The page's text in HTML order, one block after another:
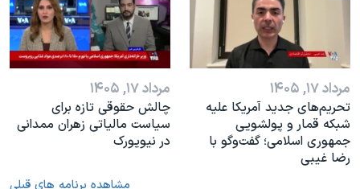
مرداد ۱۷, ۱۴۰۵
تحریم‌های جدید آمریکا علیه
شبکه قمار و پولشویی
جمهوری اسلامی؛ گفت‌وگو با
رضا غیبی
مرداد ۱۷, ۱۴۰۵
چالش حقوقی تازه برای
سیاست مالیاتی زهران ممدانی
در نیویورک
مشاهده برنامه های قبلی